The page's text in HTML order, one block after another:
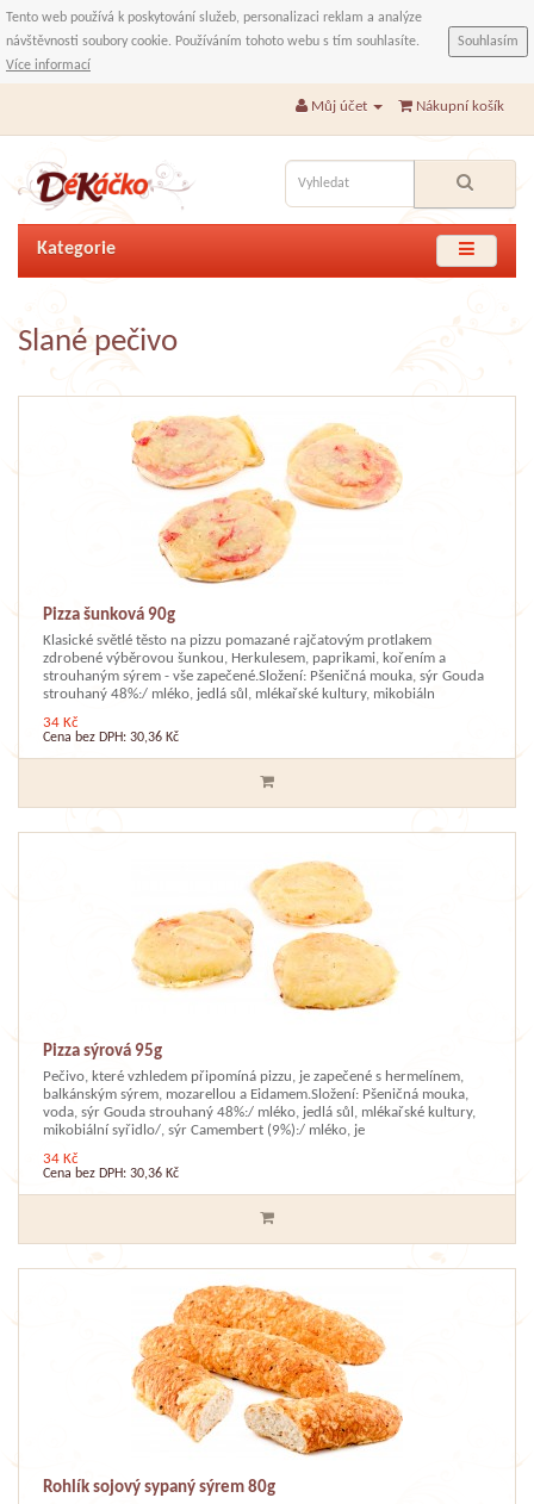
Tento web používá k poskytování služeb, personalizaci reklam a analýze
návštěvnosti soubory cookie. Používáním tohoto webu s tím souhlasíte.
Více informací
Souhlasím
Můj účet Nákupní košík
Kategorie
Slané pečivo
Pizza šunková 90g
Klasické světlé těsto na pizzu pomazané rajčatovým protlakem
zdrobené výběrovou šunkou, Herkulesem, paprikami, kořením a
strouhaným sýrem - vše zapečené.Složení: Pšeničná mouka, sýr Gouda
strouhaný 48%:/ mléko, jedlá sůl, mlékařské kultury, mikobiáln
34 Kč
Cena bez DPH: 30,36 Kč
Pizza sýrová 95g
Pečivo, které vzhledem připomíná pizzu, je zapečené s hermelínem,
balkánským sýrem, mozarellou a Eidamem.Složení: Pšeničná mouka,
voda, sýr Gouda strouhaný 48%:/ mléko, jedlá sůl, mlékařské kultury,
mikobiální syřidlo/, sýr Camembert (9%):/ mléko, je
34 Kč
Cena bez DPH: 30,36 Kč
Rohlík sojový sypaný sýrem 80g